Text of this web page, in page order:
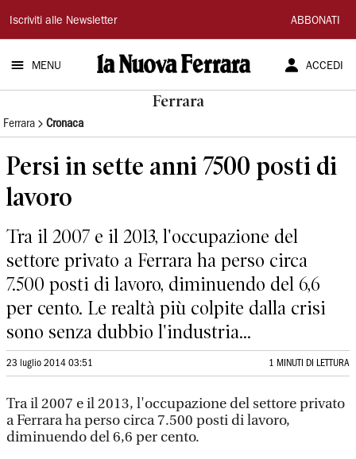
La
Nuova
Ferrara
Iscriviti alle Newsletter ABBONATI
MENU ACCEDI
Ferrara
Ferrara Cronaca
Persi in sette anni 7500 posti di
lavoro
Tra il 2007 e il 2013, l'occupazione del
settore privato a Ferrara ha perso circa
7.500 posti di lavoro, diminuendo del 6,6
per cento. Le realtà più colpite dalla crisi
sono senza dubbio l'industria...
23 luglio 2014 03:51 1 MINUTI DI LETTURA
Tra il 2007 e il 2013, l'occupazione del settore privato
a Ferrara ha perso circa 7.500 posti di lavoro,
diminuendo del 6,6 per cento.